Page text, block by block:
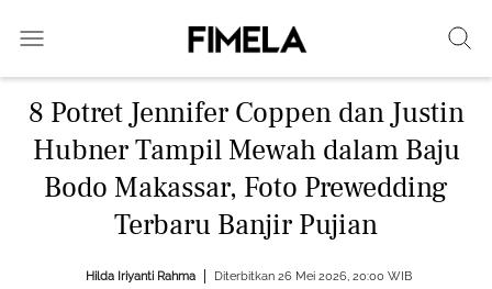
8 Potret Jennifer Coppen dan Justin
Hubner Tampil Mewah dalam Baju
Bodo Makassar, Foto Prewedding
Terbaru Banjir Pujian
Hilda Iriyanti Rahma Diterbitkan 26 Mei 2026, 20:00 WIB